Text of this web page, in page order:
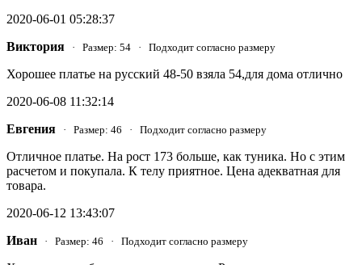
2020-06-01 05:28:37
Виктория · Размер: 54 · Подходит согласно размеру
Хорошее платье на русский 48-50 взяла 54,для дома отлично
2020-06-08 11:32:14
Евгения · Размер: 46 · Подходит согласно размеру
Отличное платье. На рост 173 больше, как туника. Но с этим
расчетом и покупала. К телу приятное. Цена адекватная для
товара.
2020-06-12 13:43:07
Иван · Размер: 46 · Подходит согласно размеру